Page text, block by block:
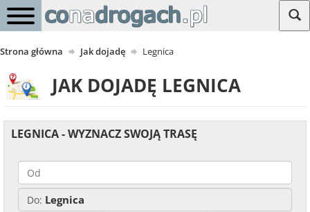
Strona główna Jak dojadę Legnica
JAK DOJADĘ LEGNICA
LEGNICA - WYZNACZ SWOJĄ TRASĘ
Do: Legnica